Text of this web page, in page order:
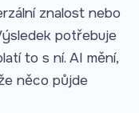
znalost nebo
potřebuje
to s ní. AI mění,
něco půjde